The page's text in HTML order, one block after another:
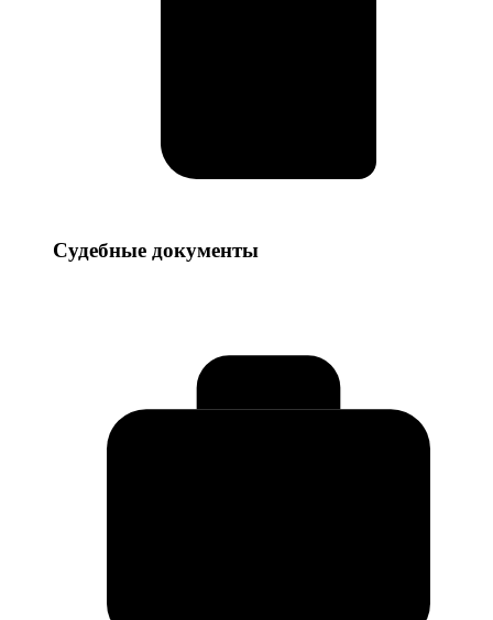
Судебные
Судебные документы